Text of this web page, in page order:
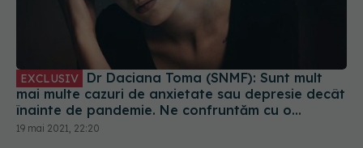
EXCLUSIV
mai multe cazuri de anxietate sau depresie decât
înainte de pandemie. Ne confruntăm cu o
subdiagnosticare
19 mai 2021, 22:20